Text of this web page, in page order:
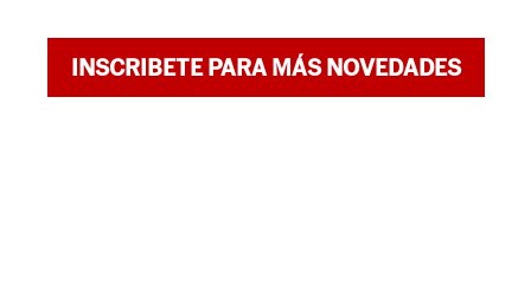
INSCRIBETE PARA MÁS NOVEDADES